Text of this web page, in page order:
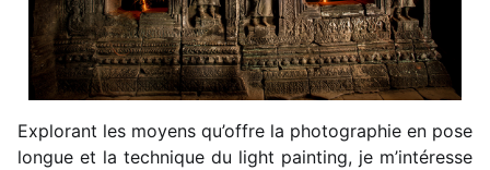
Explorant les moyens qu’offre la photographie en pose
longue et la technique du light painting, je m’intéresse